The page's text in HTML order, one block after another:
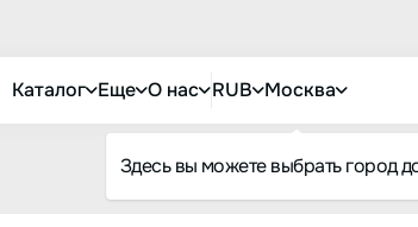
Каталог Еще О нас RUB Москва
Здесь вы можете выбрать город